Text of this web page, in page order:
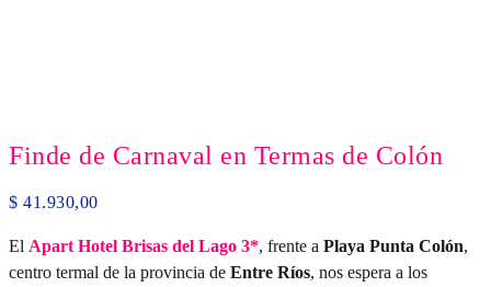
Finde de Carnaval en Termas de Colón
$ 41.930,00
El Apart Hotel Brisas del Lago 3*, frente a Playa Punta Colón,
centro termal de la provincia de Entre Ríos, nos espera a los